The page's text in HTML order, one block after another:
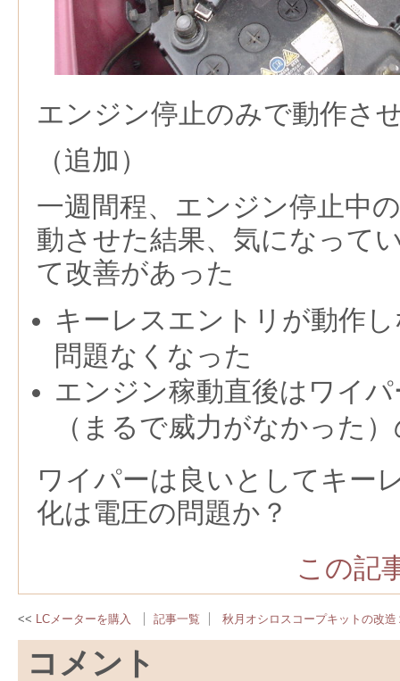
エンジン停止のみで動作さ
（追加）
一週間程、エンジン停止中
動させた結果、気になって
て改善があった
キーレスエントリが動作
問題なくなった
エンジン稼動直後はワイ
（まるで威力がなかった
ワイパーは良いとしてキー
化は電圧の問題か？
この記
LCメーターを購入 記事一覧 秋月オシロスコープキットの改造
コメント